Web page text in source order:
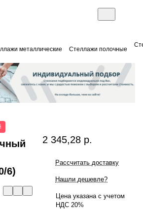
металлические Стеллажи полочные
6)
2 345,28 р.
Рассчитать доставку
Нашли дешевле?
Цена указана с учетом
НДС 20%